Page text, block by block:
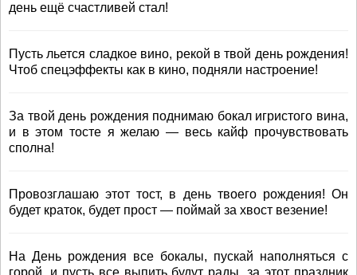
день ещё счастливей стал!
Пусть льется сладкое вино, рекой в твой день рождения!
Чтоб спецэффекты как в кино, подняли настроение!
За твой день рождения поднимаю бокал игристого вина,
и в этом тосте я желаю — весь кайф прочувствовать
сполна!
Провозглашаю этот тост, в день твоего рождения! Он
будет краток, будет прост — поймай за хвост везение!
На День рождения все бокалы, пускай наполняться с
горой, и пусть все выпить будут рады, за этот праздник